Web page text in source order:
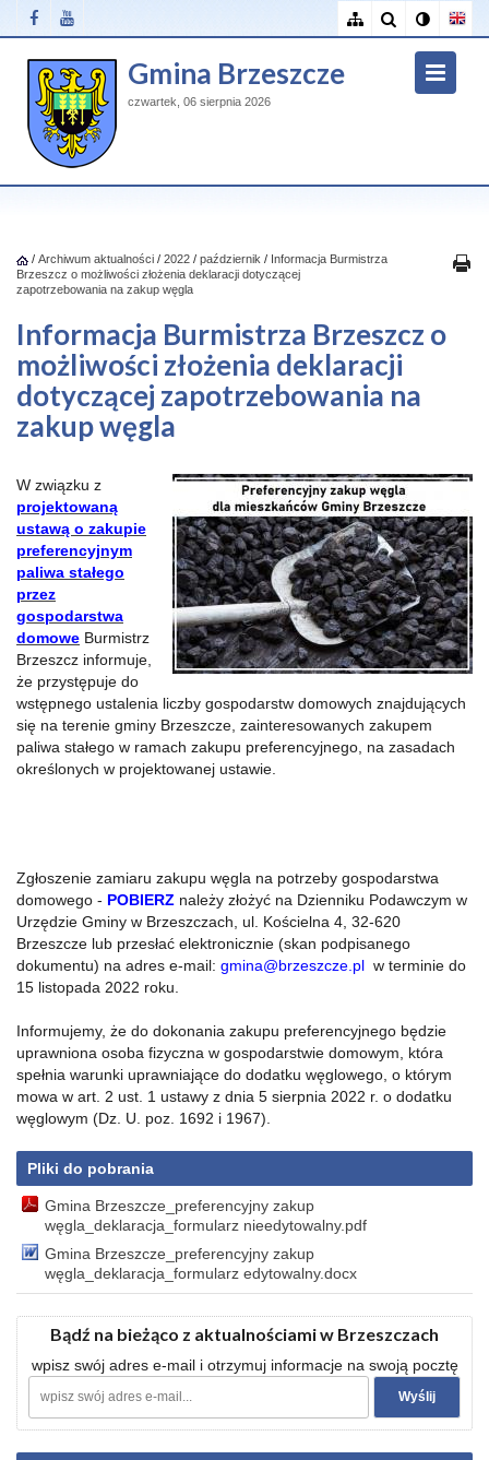
Gmina Brzeszcze
czwartek, 06 sierpnia 2026
/ Archiwum aktualności / 2022 / październik / Informacja Burmistrza
Brzeszcz o możliwości złożenia deklaracji dotyczącej
zapotrzebowania na zakup węgla
Informacja Burmistrza Brzeszcz o
możliwości złożenia deklaracji
dotyczącej zapotrzebowania na
zakup węgla
W związku z
projektowaną
ustawą o zakupie
preferencyjnym
paliwa stałego
przez
gospodarstwa
domowe Burmistrz
Brzeszcz informuje,
że przystępuje do
wstępnego ustalenia liczby gospodarstw domowych znajdujących
się na terenie gminy Brzeszcze, zainteresowanych zakupem
paliwa stałego w ramach zakupu preferencyjnego, na zasadach
określonych w projektowanej ustawie.
Zgłoszenie zamiaru zakupu węgla na potrzeby gospodarstwa
domowego - POBIERZ należy złożyć na Dzienniku Podawczym w
Urzędzie Gminy w Brzeszczach, ul. Kościelna 4, 32-620
Brzeszcze lub przesłać elektronicznie (skan podpisanego
dokumentu) na adres e-mail: gmina@brzeszcze.pl w terminie do
15 listopada 2022 roku.
Informujemy, że do dokonania zakupu preferencyjnego będzie
uprawniona osoba fizyczna w gospodarstwie domowym, która
spełnia warunki uprawniające do dodatku węglowego, o którym
mowa w art. 2 ust. 1 ustawy z dnia 5 sierpnia 2022 r. o dodatku
węglowym (Dz. U. poz. 1692 i 1967).
Pliki do pobrania
Gmina Brzeszcze_preferencyjny zakup
węgla_deklaracja_formularz nieedytowalny.pdf
Gmina Brzeszcze_preferencyjny zakup
węgla_deklaracja_formularz edytowalny.docx
Bądź na bieżąco z aktualnościami w Brzeszczach
wpisz swój adres e-mail i otrzymuj informacje na swoją pocztę